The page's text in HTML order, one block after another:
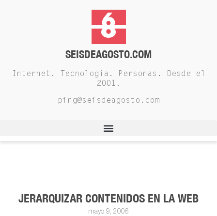
SEISDEAGOSTO.COM
Internet. Tecnología. Personas. Desde el
2001.
ping@seisdeagosto.com
JERARQUIZAR CONTENIDOS EN LA WEB
mayo 9, 2006